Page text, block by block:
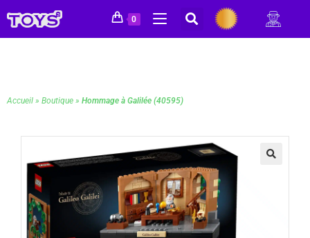
0
Accueil » Boutique » Hommage à Galilée (40595)